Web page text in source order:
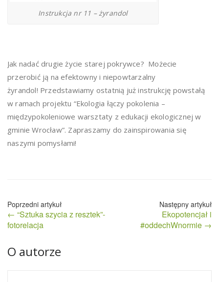
Instrukcja nr 11 – żyrandol
Jak nadać drugie życie starej pokrywce? Możecie
przerobić ją na efektowny i niepowtarzalny
żyrandol! Przedstawiamy ostatnią już instrukcję powstałą
w ramach projektu “Ekologia łączy pokolenia –
międzypokoleniowe warsztaty z edukacji ekologicznej w
gminie Wrocław”. Zapraszamy do zainspirowania się
naszymi pomysłami!
Nawigacja
wpisu
← “Sztuka szycia z resztek”-
fotorelacja
Ekopotencjał i
#oddechWnormie →
O autorze